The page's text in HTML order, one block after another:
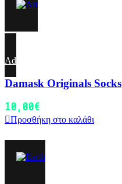
Add to wishlist
Damask Originals Socks
10,00€
Προσθήκη στο καλάθι